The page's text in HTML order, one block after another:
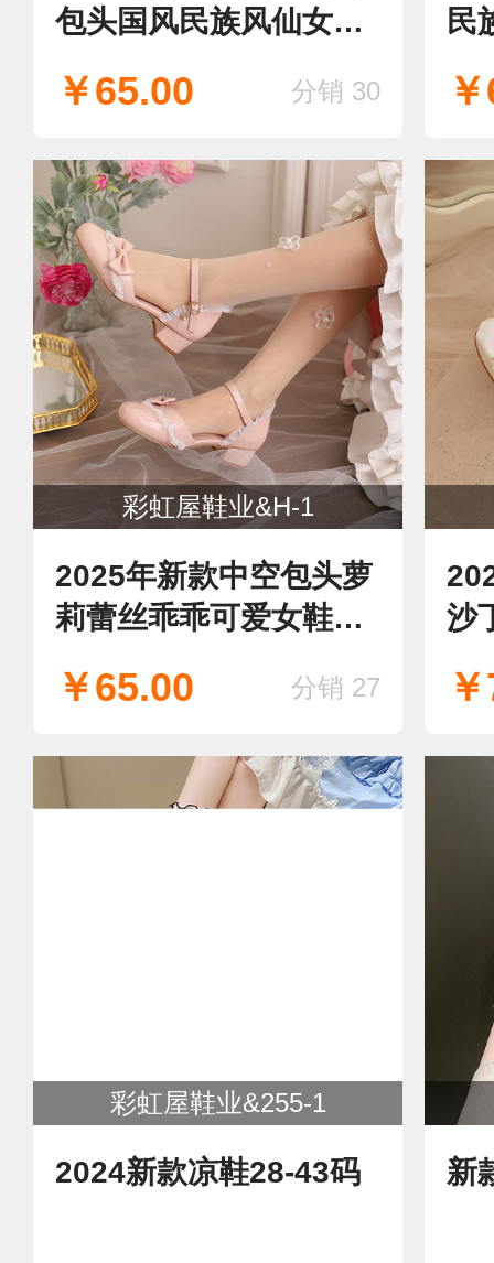
包头国风民族风仙女粗
绸缎面汉服女凉鞋
￥65.00 分销 30
民
女
彩虹屋鞋业&H-1
2025年新款中空包头萝
莉蕾丝乖乖可爱女鞋甜
￥65.00 分销 27
沙
女
彩虹屋鞋业&255-1
2024新款凉鞋28-43码 新